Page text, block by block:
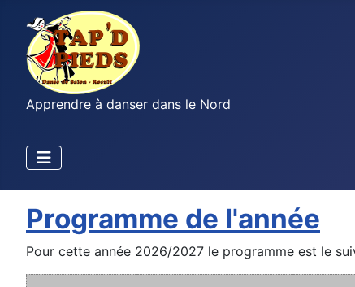
Apprendre à danser dans le Nord
Programme de l'année
Pour cette année 2026/2027 le programme est le